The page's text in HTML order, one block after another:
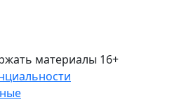
материалы 16+